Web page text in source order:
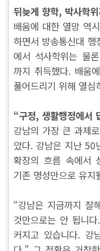
뒤늦게 향학, 박사학
배움에 대한 열망 역
하면서 방송통신대
에서 석사학위는 물
까지 취득했다. 배움
풀어드리기 위해 열심
“구정, 생활행정에서
강남의 가장 큰 과제
았다. 강남은 지난 50
확장의 흐름 속에서
기존 명성만으로 유지
“강남은 지금까지 잘
것만으로는 안 됩니
커지고 있습니다. 강